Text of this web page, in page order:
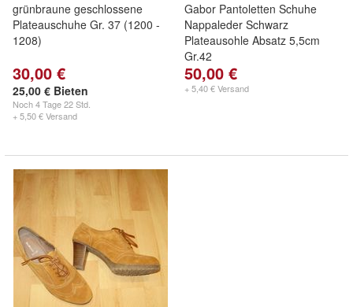
grünbraune geschlossene
Plateauschuhe Gr. 37 (1200 -
1208)
30,00 €
25,00 € Bieten
Noch4 Tage 22 Std.
+ 5,50 € Versand
Gabor Pantoletten Schuhe
Nappaleder Schwarz
Plateausohle Absatz 5,5cm
Gr.42
50,00 €
+ 5,40 € Versand